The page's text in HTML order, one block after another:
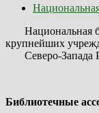
Национальная
крупнейших
Северо-Запада
Библиотечные